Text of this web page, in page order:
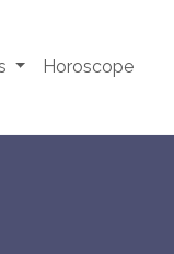
Horoscope